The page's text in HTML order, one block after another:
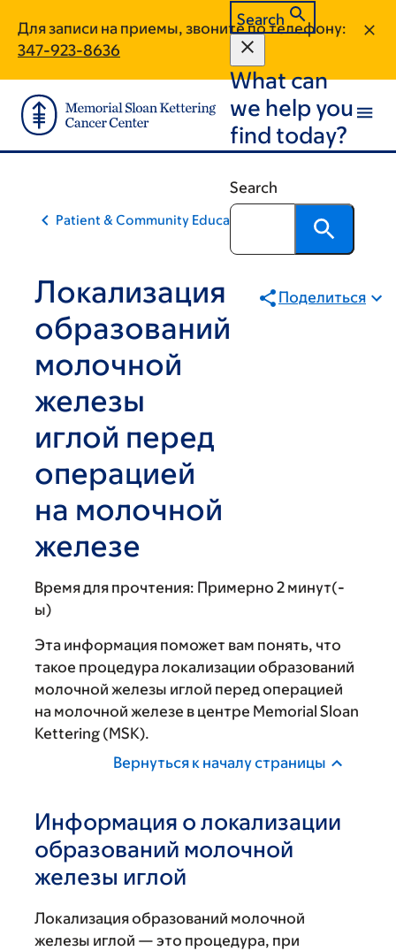
main
content
footer
Для записи на приемы, звоните по телефону:
347-923-8636
Search
What can
we help you
find today?
Search
Patient & Community Education
Локализация
образований
молочной
железы
иглой перед
операцией
на молочной
железе
Поделиться
Время для прочтения: Примерно 2 минут(-
ы)
Эта информация поможет вам понять, что
такое процедура локализации образований
молочной железы иглой перед операцией
на молочной железе в центре Memorial Sloan
Kettering (MSK).
Вернуться к началу страницы
Информация о локализации
образований молочной
железы иглой
Локализация образований молочной
железы иглой — это процедура, при